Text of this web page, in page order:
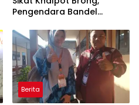
Pengendara Bandel
Berita